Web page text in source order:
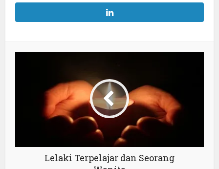
Lelaki Terpelajar dan Seorang